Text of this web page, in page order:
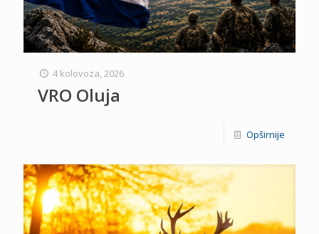
4 kolovoza, 2026
VRO Oluja
Opširnije